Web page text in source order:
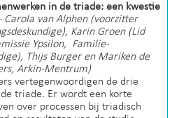
in de triade: een kwestie
Carola van Alphen (voorzitter
Karin Groen (Lid
Ypsilon, Familie-
Thijs Burger en Mariken de
Arkin-Mentrum)
vertegenwoordigen de drie
triade. Er wordt een korte
over processen bij triadisch